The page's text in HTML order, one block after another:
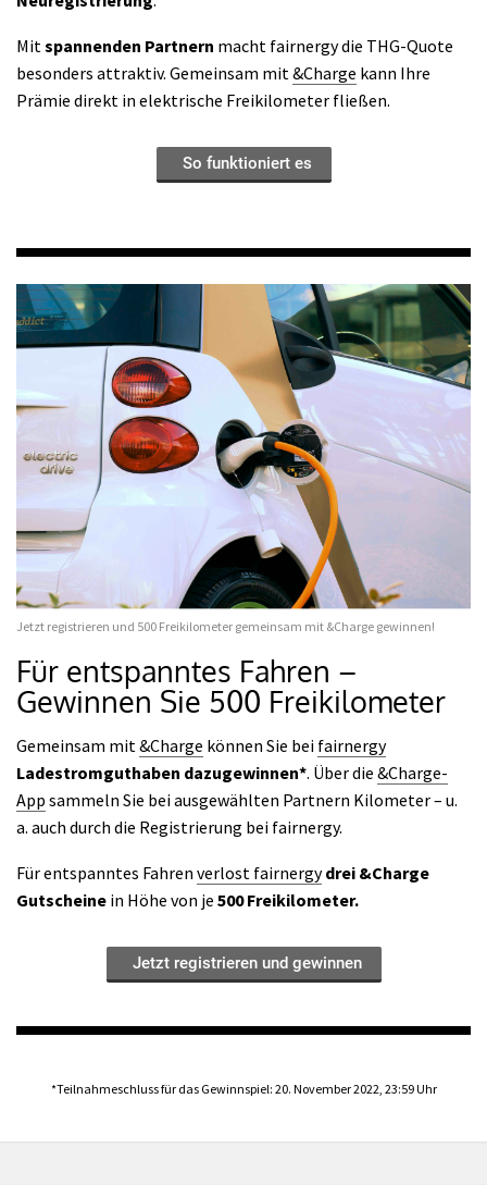
Mit spannenden Partnern macht fairnergy die THG-Quote
besonders attraktiv. Gemeinsam mit &Charge kann Ihre
Prämie direkt in elektrische Freikilometer fließen.
So funktioniert es
Jetzt registrieren und 500 Freikilometer gemeinsam mit &Charge gewinnen!
Für entspanntes Fahren –
Gewinnen Sie 500 Freikilometer
Gemeinsam mit &Charge können Sie bei fairnergy
Ladestromguthaben dazugewinnen*. Über die &Charge-
App sammeln Sie bei ausgewählten Partnern Kilometer – u.
a. auch durch die Registrierung bei fairnergy.
Für entspanntes Fahren verlost fairnergy drei &Charge
Gutscheine in Höhe von je 500 Freikilometer.
Jetzt registrieren und gewinnen
*Teilnahmeschluss für das Gewinnspiel: 20. November 2022, 23:59 Uhr